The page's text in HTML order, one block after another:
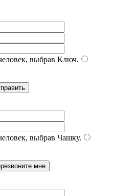
выбрав Ключ.
выбрав Чашку.